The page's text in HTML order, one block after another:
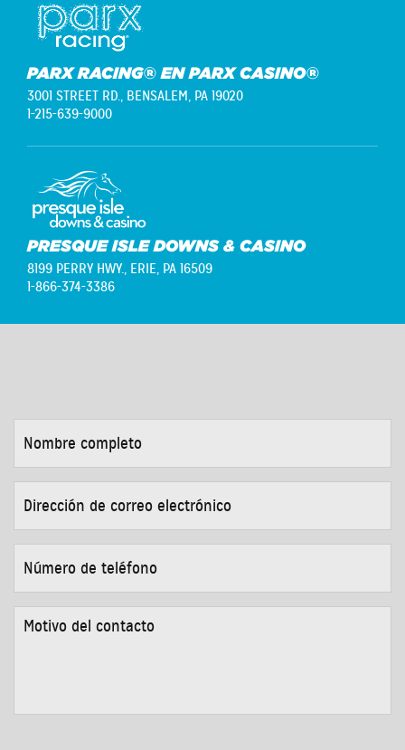
PARX RACING® EN PARX CASINO®
3001 STREET RD., BENSALEM, PA 19020
1-215-639-9000
PRESQUE ISLE DOWNS & CASINO
8199 PERRY HWY., ERIE, PA 16509
1-866-374-3386
COMPLETO *
DE
CORREO
ELECTRÓNICO *
DE
TELÉFONO *
DEL